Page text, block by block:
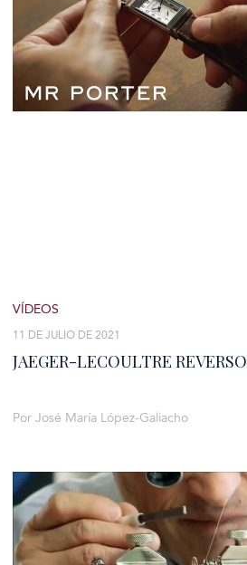
JAEGER-LECOULTRE REVERSO
11 DE JULIO DE 2021
VÍDEOS
Por José María López-Galiacho